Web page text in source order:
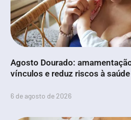
Agosto Dourado:
vínculos e reduz riscos à
6 de agosto de 2026